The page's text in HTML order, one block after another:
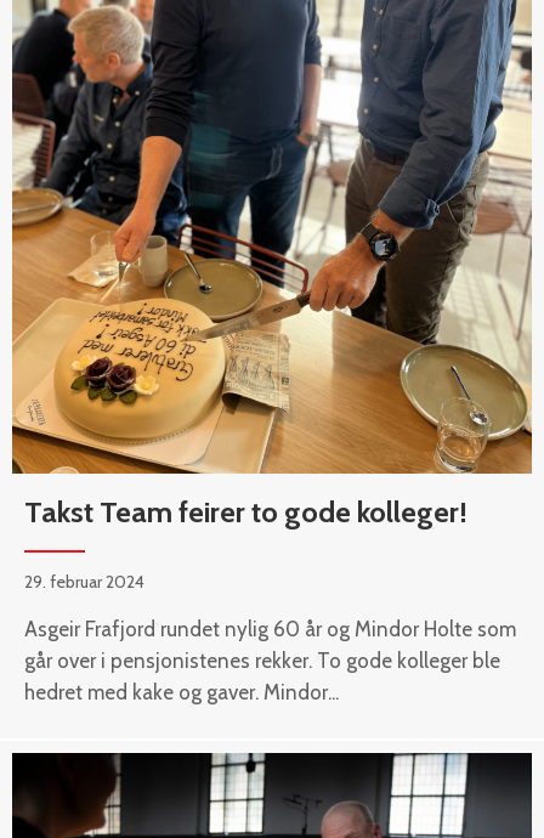
Takst Team feirer to gode kolleger!
29. februar 2024
Asgeir Frafjord rundet nylig 60 år og Mindor Holte som
går over i pensjonistenes rekker. To gode kolleger ble
hedret med kake og gaver. Mindor...